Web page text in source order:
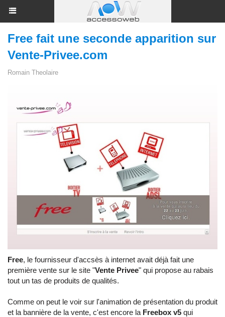
Free fait une seconde apparition sur
Vente-Privee.com
Romain Theolaire
Free, le fournisseur d'accsès à internet avait déjà fait une
première vente sur le site "Vente Privee" qui propose au rabais
tout un tas de produits de qualités.
Comme on peut le voir sur l'animation de présentation du produit
et la bannière de la vente, c'est encore la Freebox v5 qui